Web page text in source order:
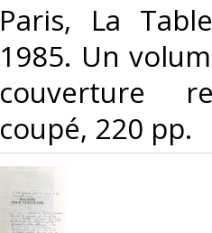
‎Paris, La
1985. Un
couverture
coupé, 220 pp. ‎